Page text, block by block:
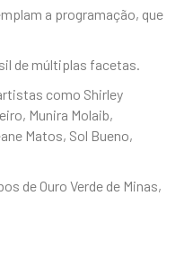
a programação, que
de múltiplas facetas.
como Shirley
Munira Molaib,
Matos, Sol Bueno,
de Ouro Verde de Minas,